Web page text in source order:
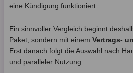
eine Kündigung funktioniert.
Ein sinnvoller Vergleich beginnt
Paket, sondern mit einem Vertrags-
Erst danach folgt die Auswahl nach
und paralleler Nutzung.